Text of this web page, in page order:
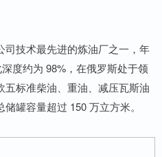
司技术最先进的炼油厂之一，年
度约为 98%，在俄罗斯处于领
标准柴油、重油、减压瓦斯油
罐容量超过 150 万立方米。